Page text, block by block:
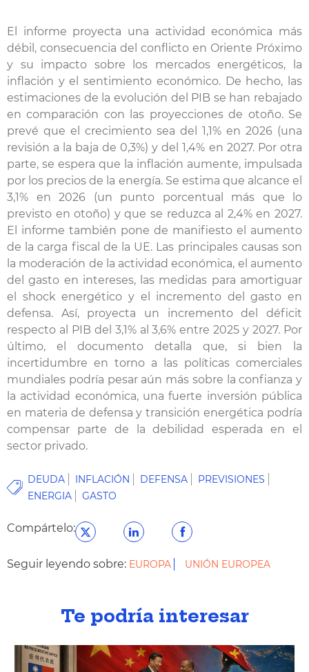
El informe proyecta una actividad económica más
débil, consecuencia del conflicto en Oriente Próximo
y su impacto sobre los mercados energéticos, la
inflación y el sentimiento económico. De hecho, las
estimaciones de la evolución del PIB se han rebajado
en comparación con las proyecciones de otoño. Se
prevé que el crecimiento sea del 1,1% en 2026 (una
revisión a la baja de 0,3%) y del 1,4% en 2027. Por otra
parte, se espera que la inflación aumente, impulsada
por los precios de la energía. Se estima que alcance el
3,1% en 2026 (un punto porcentual más que lo
previsto en otoño) y que se reduzca al 2,4% en 2027.
El informe también pone de manifiesto el aumento
de la carga fiscal de la UE. Las principales causas son
la moderación de la actividad económica, el aumento
del gasto en intereses, las medidas para amortiguar
el shock energético y el incremento del gasto en
defensa. Así, proyecta un incremento del déficit
respecto al PIB del 3,1% al 3,6% entre 2025 y 2027. Por
último, el documento detalla que, si bien la
incertidumbre en torno a las políticas comerciales
mundiales podría pesar aún más sobre la confianza y
la actividad económica, una fuerte inversión pública
en materia de defensa y transición energética podría
compensar parte de la debilidad esperada en el
sector privado.
DEUDA INFLACIÓN DEFENSA
PREVISIONES
ENERGIA
GASTO
Compártelo:
Seguir leyendo sobre: EUROPA UNIÓN EUROPEA
Te podría interesar